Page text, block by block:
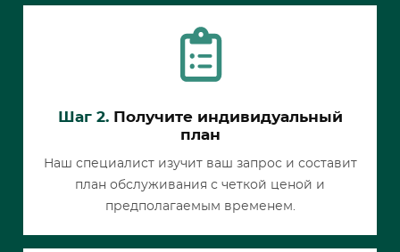
Шаг 2.Получите индивидуальный
план
Наш специалист изучит ваш запрос и составит
план обслуживания с четкой ценой и
предполагаемым временем.